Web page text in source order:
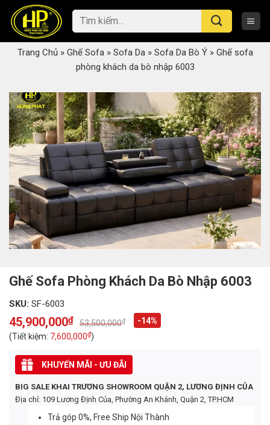
content
Tìm
kiếm:
Trang Chủ» Ghế Sofa» Sofa Da» Sofa Da Bò Ý» Ghế sofa
phòng khách da bò nhập 6003
Ghế Sofa Phòng Khách Da Bò Nhập 6003
SKU: SF-6003
53,500,000₫
Original
price
was:
53,500,000₫.
45,900,000₫
Current
price
is:
45,900,000₫.
-14%
(Tiết kiệm: 7,600,000₫)
KHUYẾN MÃI - ƯU ĐÃI
BIG SALE KHAI TRƯƠNG SHOWROOM QUẬN 2, LƯƠNG ĐỊNH CỦA
Địa chỉ: 109 Lương Định Của, Phường An Khánh, Quận 2, TP.HCM
Trả góp 0%, Free Ship Nội Thành